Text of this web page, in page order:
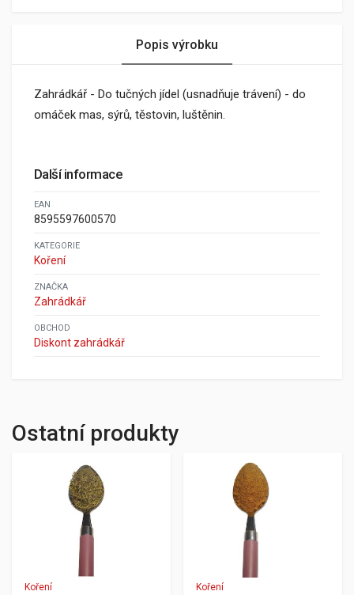
Popis výrobku
Zahrádkář - Do tučných jídel (usnadňuje trávení) - do
omáček mas, sýrů, těstovin, luštěnin.
Další informace
EAN
8595597600570
KATEGORIE
Koření
ZNAČKA
Zahrádkář
OBCHOD
Diskont zahrádkář
Ostatní produkty
Koření Koření